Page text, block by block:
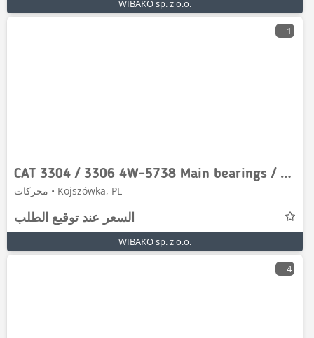
WIBAKO sp. z o.o.
1
CAT 3304 / 3306 4W-5738 Main bearings / Hauptlager / P
محركات • Kojszówka, PL
السعر عند توقيع الطلب
WIBAKO sp. z o.o.
4